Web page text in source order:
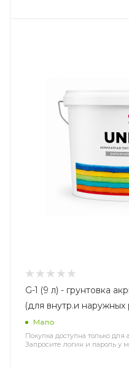
G-1 (9 л) - грунтовка акрилатная универсальная
(для внутр.и наружных
Мало
Покупка доступна только
Запросите логин и пароль у